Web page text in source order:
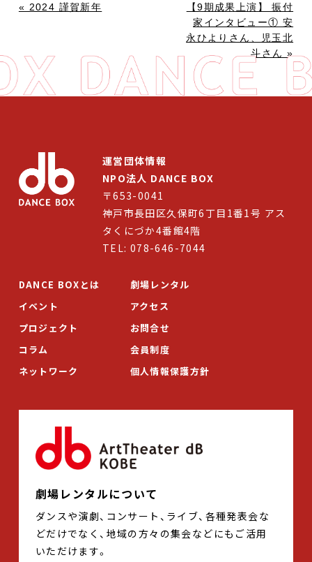
« 2024 謹賀新年
【9期成果上演】 振付
家インタビュー① 安
永ひよりさん、児玉北
斗さん »
運営団体情報
NPO法人 DANCE BOX
〒653-0041
神戸市長田区久保町6丁目1番1号 アス
タくにづか4番館4階
TEL: 078-646-7044
DANCE BOXとは
イベント
プロジェクト
コラム
ネットワーク
劇場レンタル
アクセス
お問合せ
会員制度
個人情報保護方針
劇場レンタルについて
ダンスや演劇、コンサート、ライブ、各種発表会な
どだけでなく、地域の方々の集会などにもご活用
いただけます。